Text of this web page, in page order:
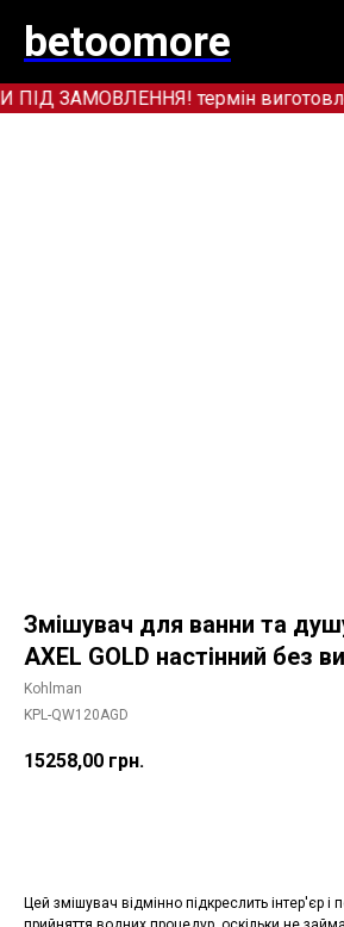
betoomore
ЗАМОВЛЕННЯ! термін
Змішувач для ванни та
AXEL GOLD настінний без
Kohlman
KPL-QW120AGD
15258,00 грн.
Цей змішувач відмінно підкреслить інтер'єр